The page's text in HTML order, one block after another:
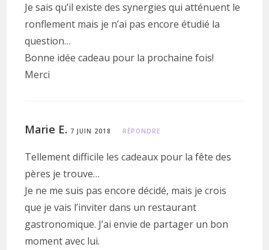
Je sais qu’il existe des synergies qui atténuent le
ronflement mais je n’ai pas encore étudié la
question…
Bonne idée cadeau pour la prochaine fois!
Merci
Marie E. 7 JUIN 2018 RÉPONDRE
Tellement difficile les cadeaux pour la fête des
pères je trouve…
Je ne me suis pas encore décidé, mais je crois
que je vais l’inviter dans un restaurant
gastronomique. J’ai envie de partager un bon
moment avec lui.